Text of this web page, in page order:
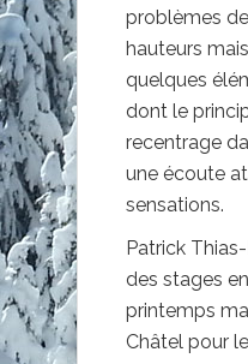
problèmes
hauteurs
quelques
dont le
recentrage
une écoute
sensations.
Patrick
des stages
printemps
Châtel pour